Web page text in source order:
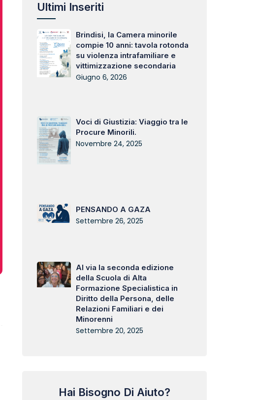
Ultimi Inseriti
Brindisi, la Camera minorile
compie 10 anni: tavola rotonda
su violenza intrafamiliare e
vittimizzazione secondaria
Giugno 6, 2026
Voci di Giustizia: Viaggio tra le
Procure Minorili.
Novembre 24, 2025
PENSANDO A GAZA
Settembre 26, 2025
Al via la seconda edizione
della Scuola di Alta
Formazione Specialistica in
Diritto della Persona, delle
Relazioni Familiari e dei
Minorenni
Settembre 20, 2025
Hai Bisogno Di Aiuto?